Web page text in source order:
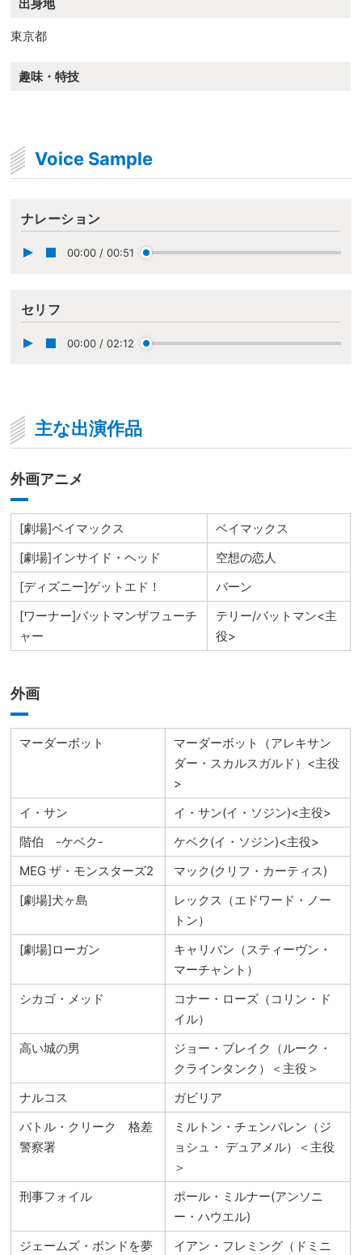
出身地
東京都
趣味・特技
Voice Sample
ナレーション
00:00 / 00:51
セリフ
00:00 / 02:12
主な出演作品
外画アニメ
[劇場]ベイマックス
ベイマックス
[劇場]インサイド・ヘッド
空想の恋人
[ディズニー]ゲットエド！
バーン
[ワーナー]バットマンザフューチ
ャー
テリー/バットマン<主
役>
外画
マーダーボット
マーダーボット（アレキサン
ダー・スカルスガルド）<主役
>
イ・サン
イ・サン(イ・ソジン)<主役>
階伯 -ケベク-
ケベク(イ・ソジン)<主役>
MEG ザ・モンスターズ2
マック(クリフ・カーティス)
[劇場]犬ヶ島
レックス（エドワード・ノー
トン）
[劇場]ローガン
キャリバン（スティーヴン・
マーチャント）
シカゴ・メッド
コナー・ローズ（コリン・ド
イル）
高い城の男
ジョー・ブレイク（ルーク・
クラインタンク）＜主役＞
ナルコス
ガビリア
バトル・クリーク 格差
警察署
ミルトン・チェンバレン（ジ
ョシュ・ デュアメル）＜主役
＞
刑事フォイル
ポール・ミルナー(アンソニ
ー・ハウエル)
ジェームズ・ボンドを夢
イアン・フレミング（ドミニ